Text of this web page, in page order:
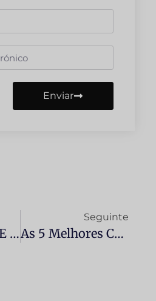
Enviar
Regulamentos E Requisitos Legais Para A Utilização De Reboques Em Espanha (2025)
Seguinte
As 5 Melhores Correntes De Neve Para Carros Em 2025: Comparação E Guia De Compra